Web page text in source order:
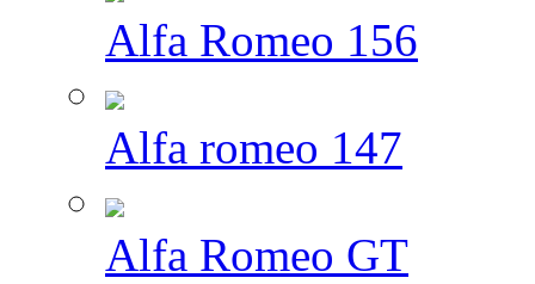
Alfa Romeo 156
Alfa romeo 147
Alfa Romeo GT